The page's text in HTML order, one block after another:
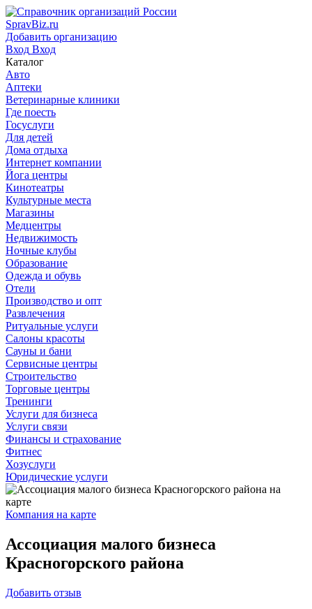
SpravBiz.ru
Добавить организацию
Вход Вход
Каталог
Авто
Аптеки
Ветеринарные клиники
Где поесть
Госуслуги
Для детей
Дома отдыха
Интернет компании
Йога центры
Кинотеатры
Культурные места
Магазины
Медцентры
Недвижимость
Ночные клубы
Образование
Одежда и обувь
Отели
Производство и опт
Развлечения
Ритуальные услуги
Салоны красоты
Сауны и бани
Сервисные центры
Строительство
Торговые центры
Тренинги
Услуги для бизнеса
Услуги связи
Финансы и страхование
Фитнес
Хозуслуги
Юридические услуги
Компания на карте
Ассоциация малого бизнеса
Красногорского района
Добавить отзыв